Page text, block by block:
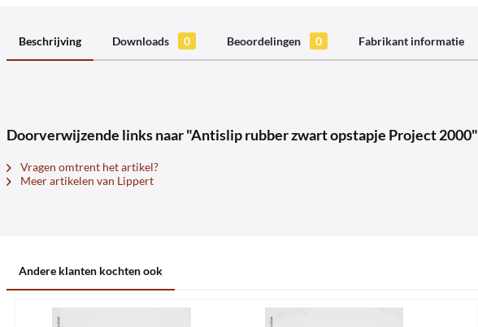
Beschrijving Downloads 0 Beoordelingen 0 Fabrikant informatie
Doorverwijzende links naar "Antislip rubber zwart opstapje Project 2000"
Vragen omtrent het artikel?
Meer artikelen van Lippert
Andere klanten kochten ook